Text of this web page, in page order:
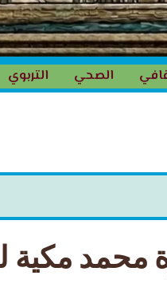
الصحي التربوي
محمد مكية